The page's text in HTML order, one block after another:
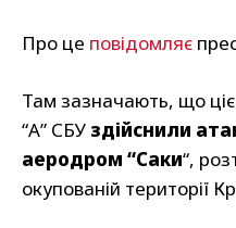
Про це повідомляє
Там зазначають, що
“А” СБУ здійснили
аеродром “Саки“,
окупованій території